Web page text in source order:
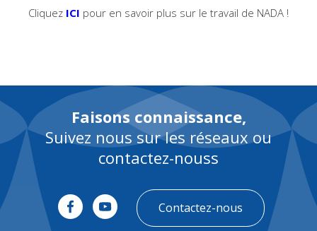
Cliquez ICI pour en savoir plus sur le travail de NADA !
Faisons connaissance,
Suivez nous sur les réseaux ou
contactez-nouss
Contactez-nous